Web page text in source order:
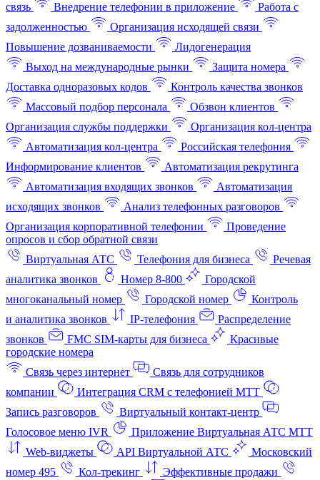
связь
Внедрение телефонии в приложение
Работа с
задолженностью
Организация исходящей связи
Повышение дозваниваемости
Лидогенерация
Выход на международные рынки
Защита номера
Доставка одноразовых кодов
Контроль качества звонков
Массовый подбор персонала
Обзвон клиентов
Организация службы поддержки
Организация кол-центра
Автоматизация кол-центра
Российская телефония
Информирование клиентов
Автоматизация рекрутинга
Автоматизация входящих звонков
Автоматизация
исходящих звонков
Анализ телефонных разговоров
Организация корпоративной телефонии
Проведение
опросов и сбор обратной связи
Виртуальная АТС
Телефония для бизнеса
Речевая
аналитика звонков
Номер 8-800
Городской
многоканальный номер
Городской номер
Контроль
и аналитика звонков
IP-телефония
Распределение
звонков
FMC SIM-карты для бизнеса
Красивые
городские номера
Связь через интернет
Связь для сотрудников
компании
Интеграция CRM с телефонией МТТ
Запись разговоров
Виртуальный контакт‑центр
Голосовое меню IVR
Приложение Виртуальная АТС МТТ
Web-виджеты
API Виртуальной АТС
Московский
номер 495
Кол-трекинг
Эффективные продажи